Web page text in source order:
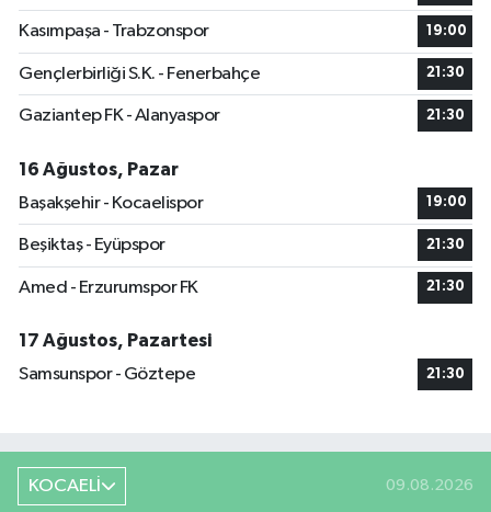
Kasımpaşa - Trabzonspor 19:00
Gençlerbirliği S.K. - Fenerbahçe 21:30
Gaziantep FK - Alanyaspor 21:30
16 Ağustos, Pazar
Başakşehir - Kocaelispor
19:00
Beşiktaş - Eyüpspor 21:30
Amed - Erzurumspor FK 21:30
17 Ağustos, Pazartesi
Samsunspor - Göztepe
21:30
KOCAELİ 09.08.2026